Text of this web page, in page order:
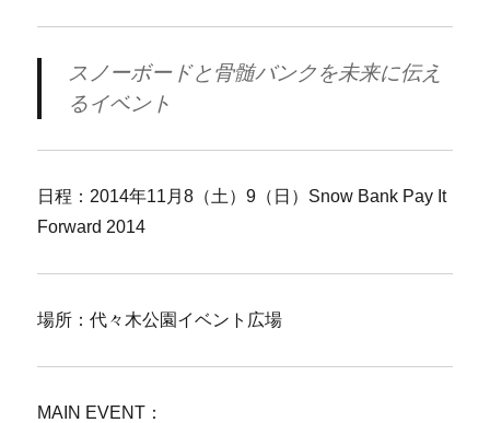
スノーボードと骨髄バンクを未来に伝え
るイベント
日程：2014年11月8（土）9（日）Snow Bank Pay It
Forward 2014
場所：代々木公園イベント広場
MAIN EVENT：